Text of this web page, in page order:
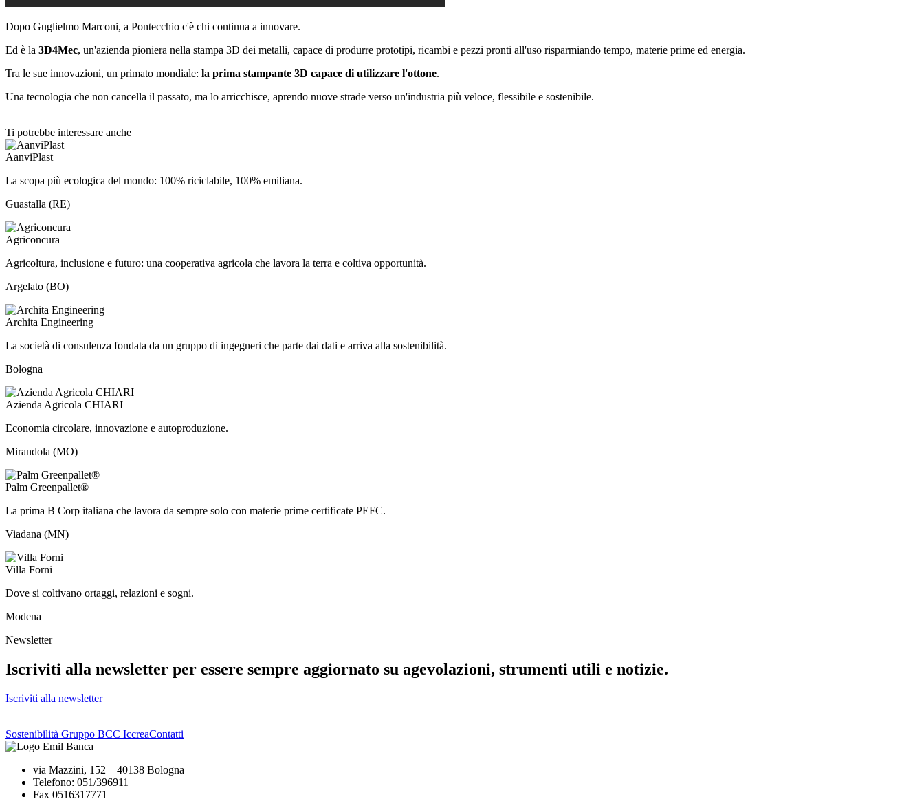
Dopo Guglielmo Marconi, a Pontecchio c'è chi continua a innovare.
Ed è la 3D4Mec, un'azienda pioniera nella stampa 3D dei metalli, capace di produrre prototipi, ricambi e pezzi pronti all'uso risparmiando tempo, materie prime ed energia.
Tra le sue innovazioni, un primato mondiale: la prima stampante 3D capace di utilizzare l'ottone.
Una tecnologia che non cancella il passato, ma lo arricchisce, aprendo nuove strade verso un'industria più veloce, flessibile e sostenibile.
Ti potrebbe interessare anche
AanviPlast
La scopa più ecologica del mondo: 100% riciclabile, 100% emiliana.
Guastalla (RE)
Agriconcura
Agricoltura, inclusione e futuro: una cooperativa agricola che lavora la terra e coltiva opportunità.
Argelato (BO)
Archita Engineering
La società di consulenza fondata da un gruppo di ingegneri che parte dai dati e arriva alla sostenibilità.
Bologna
Azienda Agricola CHIARI
Economia circolare, innovazione e autoproduzione.
Mirandola (MO)
Palm Greenpallet®
La prima B Corp italiana che lavora da sempre solo con materie prime certificate PEFC.
Viadana (MN)
Villa Forni
Dove si coltivano ortaggi, relazioni e sogni.
Modena
Newsletter
Iscriviti alla newsletter per essere sempre aggiornato su agevolazioni, strumenti utili e notizie.
Iscriviti alla newsletter
Sostenibilità Gruppo BCC IccreaContatti
via Mazzini, 152 – 40138 Bologna
Telefono: 051/396911
Fax 0516317771